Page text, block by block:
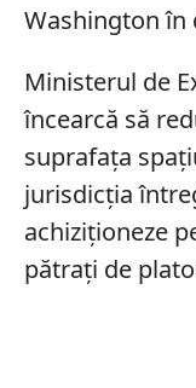
Washington în
Ministerul de
încearcă să
suprafața
jurisdicția
achiziționeze
pătrați de